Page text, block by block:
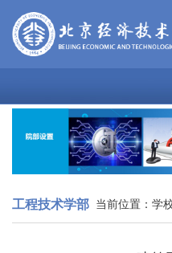
工程技术学部 当前位置： 学